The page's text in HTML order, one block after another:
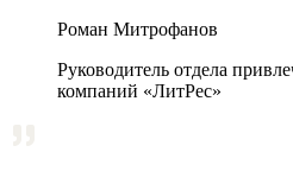
Роман Митрофанов
Руководитель отдела
компаний «ЛитРес»